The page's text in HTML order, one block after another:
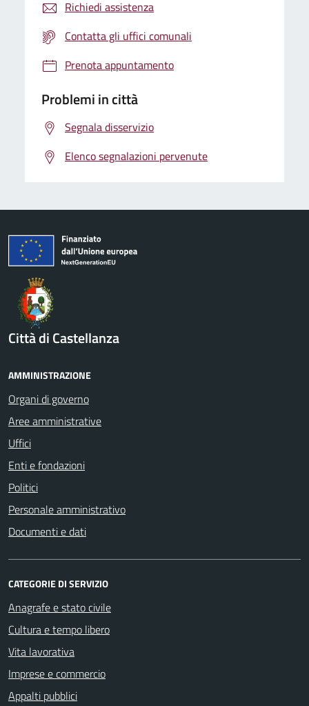
Richiedi assistenza
Contatta gli uffici comunali
Prenota appuntamento
Problemi in città
Segnala disservizio
Elenco segnalazioni pervenute
Città di Castellanza
AMMINISTRAZIONE
Organi di governo
Aree amministrative
Uffici
Enti e fondazioni
Politici
Personale amministrativo
Documenti e dati
CATEGORIE DI SERVIZIO
Anagrafe e stato civile
Cultura e tempo libero
Vita lavorativa
Imprese e commercio
Appalti pubblici